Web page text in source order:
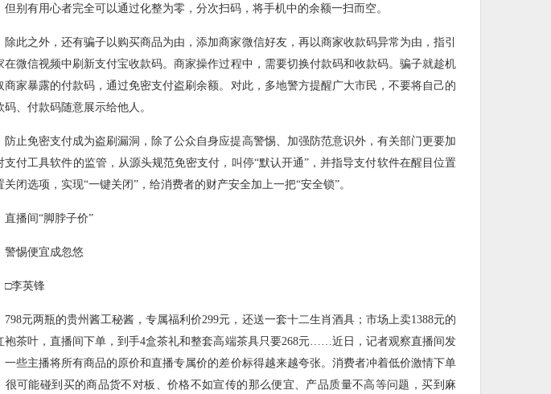
但别有用心者完全可以通过化整为零，分次扫码，将手机中的余额一扫而空。
除此之外，还有骗子以购买商品为由，添加商家微信好友，再以商家收款码异常为由，指引
在微信视频中刷新支付宝收款码。商家操作过程中，需要切换付款码和收款码。骗子就趁机
商家暴露的付款码，通过免密支付盗刷余额。对此，多地警方提醒广大市民，不要将自己的
码、付款码随意展示给他人。
防止免密支付成为盗刷漏洞，除了公众自身应提高警惕、加强防范意识外，有关部门更要加
支付工具软件的监管，从源头规范免密支付，叫停“默认开通”，并指导支付软件在醒目位置
关闭选项，实现“一键关闭”，给消费者的财产安全加上一把“安全锁”。
直播间“脚脖子价”
警惕便宜成忽悠
□李英锋
798元两瓶的贵州酱工秘酱，专属福利价299元，还送一套十二生肖酒具；市场上卖1388元的
袍茶叶，直播间下单，到手4盒茶礼和整套高端茶具只要268元……近日，记者观察直播间发
一些主播将所有商品的原价和直播专属价的差价标得越来越夸张。消费者冲着低价激情下单
很可能碰到买的商品货不对板、价格不如宣传的那么便宜、产品质量不高等问题，买到麻